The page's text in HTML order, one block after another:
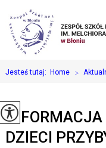
Jesteś tutaj: Home >
INFORMACJA
DZIECI